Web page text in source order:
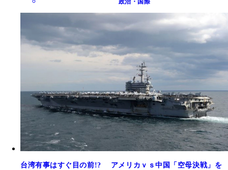
政治・国際
台湾有事はすぐ目の前!? アメリカｖｓ中国「空母決戦」を